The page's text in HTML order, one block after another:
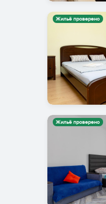
Жильё проверено
Жильё проверено